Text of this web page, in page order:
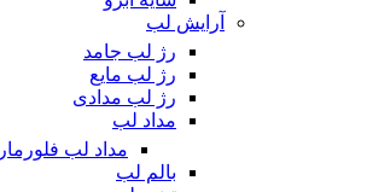
آرایش لب
رژ لب جامد
رژ لب مایع
رژ لب مدادی
مداد لب
مداد لب فلورمار
بالم لب